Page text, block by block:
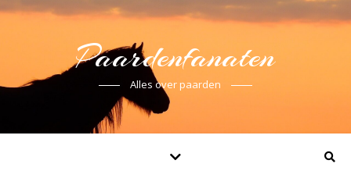
Paardenfanaten
Alles over paarden